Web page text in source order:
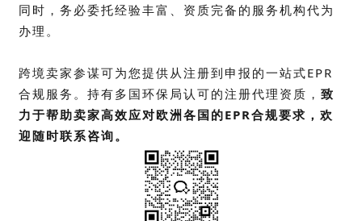
同时，务必委托经验丰富、资质完备的服务机构代为
办理。
跨境卖家参谋可为您提供从注册到申报的一站式EPR
合规服务。持有多国环保局认可的注册代理资质， 致
力于帮助卖家高效应对欧洲各国的EPR合规要求，欢
迎随时联系咨询。